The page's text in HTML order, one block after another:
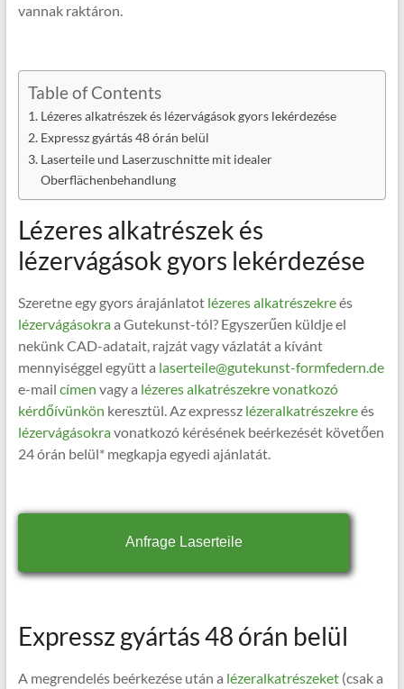
vannak raktáron.
Table of Contents
Lézeres alkatrészek és lézervágások gyors lekérdezése
Expressz gyártás 48 órán belül
Laserteile und Laserzuschnitte mit idealer
Oberflächenbehandlung
Lézeres alkatrészek és
lézervágások gyors lekérdezése
Szeretne egy gyors árajánlatot lézeres alkatrészekreés
lézervágásokraa Gutekunst-tól? Egyszerűen küldje el
nekünk CAD-adatait, rajzát vagy vázlatát a kívánt
mennyiséggel együtt a laserteile@gutekunst-formfedern.de
e-mail címen vagy a lézeres alkatrészekre vonatkozó
kérdőívünkön keresztül. Az expressz lézeralkatrészekreés
lézervágásokravonatkozó kérésének beérkezését követően
24 órán belül* megkapja egyedi ajánlatát.
Anfrage Laserteile
Expressz gyártás 48 órán belül
A megrendelés beérkezése után a lézeralkatrészeket(csak a